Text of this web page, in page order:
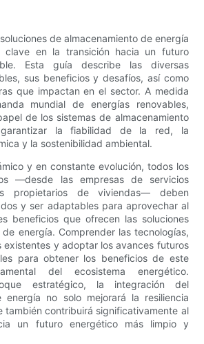
de almacenamiento de energía
clave en la transición hacia un futuro
Esta guía describe las diversas
sus beneficios y desafíos, así como
que impactan en el sector. A medida
mundial de energías renovables,
de los sistemas de almacenamiento
la fiabilidad de la red, la
y la sostenibilidad ambiental.
y en constante evolución, todos los
—desde las empresas de servicios
propietarios de viviendas— deben
y ser adaptables para aprovechar al
beneficios que ofrecen las soluciones
energía. Comprender las tecnologías,
existentes y adoptar los avances futuros
para obtener los beneficios de este
del ecosistema energético.
estratégico, la integración del
energía no solo mejorará la resiliencia
también contribuirá significativamente al
un futuro energético más limpio y